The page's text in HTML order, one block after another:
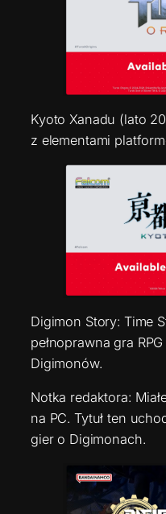
Kyoto Xanadu (lato
z elementami
Digimon Story: Time
pełnoprawna gra
Digimonów.
Notka redaktora:
na PC. Tytuł ten
gier o Digimonach.